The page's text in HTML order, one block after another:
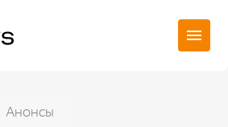
Анонсы